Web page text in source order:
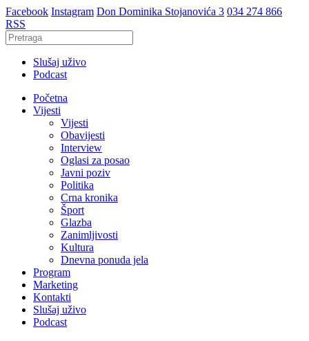
Facebook Instagram Don Dominika Stojanovića 3 034 274 866
RSS
Slušaj uživo
Podcast
Početna
Vijesti
Vijesti
Obavijesti
Interview
Oglasi za posao
Javni poziv
Politika
Crna kronika
Šport
Glazba
Zanimljivosti
Kultura
Dnevna ponuda jela
Program
Marketing
Kontakti
Slušaj uživo
Podcast